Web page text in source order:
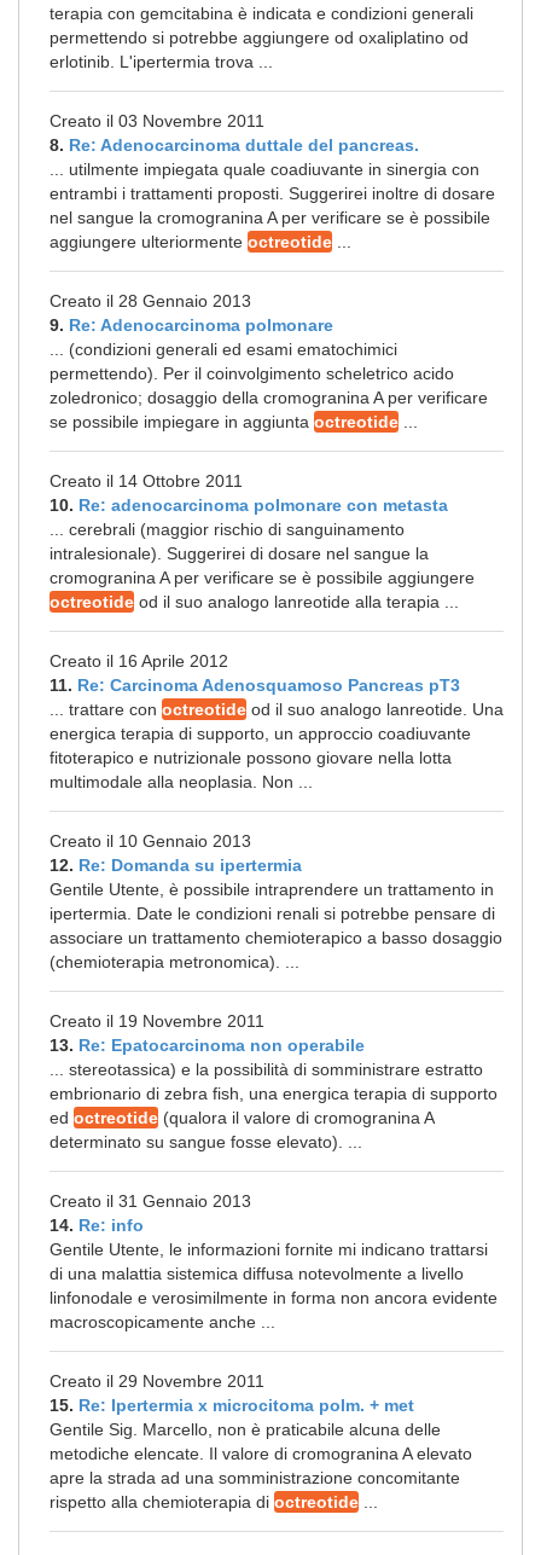
terapia con gemcitabina è indicata e condizioni generali
permettendo si potrebbe aggiungere od oxaliplatino od
erlotinib. L'ipertermia trova ...
Creato il 03 Novembre 2011
8. Re: Adenocarcinoma duttale del pancreas.
... utilmente impiegata quale coadiuvante in sinergia con
entrambi i trattamenti proposti. Suggerirei inoltre di dosare
nel sangue la cromogranina A per verificare se è possibile
aggiungere ulteriormente octreotide
Creato il 28 Gennaio 2013
9. Re: Adenocarcinoma polmonare
... (condizioni generali ed esami ematochimici
permettendo). Per il coinvolgimento scheletrico acido
zoledronico; dosaggio della cromogranina A per verificare
se possibile impiegare in aggiunta octreotide
Creato il 14 Ottobre 2011
10. Re: adenocarcinoma polmonare con metasta
... cerebrali (maggior rischio di sanguinamento
intralesionale). Suggerirei di dosare nel sangue la
cromogranina A per verificare se è possibile aggiungere
octreotide od il suo analogo lanreotide alla terapia ...
Creato il 16 Aprile 2012
11. Re: Carcinoma Adenosquamoso Pancreas pT3
... trattare con octreotide od il suo analogo lanreotide. Una
energica terapia di supporto, un approccio coadiuvante
fitoterapico e nutrizionale possono giovare nella lotta
multimodale alla neoplasia. Non ...
Creato il 10 Gennaio 2013
12. Re: Domanda su ipertermia
Gentile Utente, è possibile intraprendere un trattamento in
ipertermia. Date le condizioni renali si potrebbe pensare di
associare un trattamento chemioterapico a basso dosaggio
(chemioterapia metronomica). ...
Creato il 19 Novembre 2011
13. Re: Epatocarcinoma non operabile
... stereotassica) e la possibilità di somministrare estratto
embrionario di zebra fish, una energica terapia di supporto
ed octreotide (qualora il valore di cromogranina A
determinato su sangue fosse elevato). ...
Creato il 31 Gennaio 2013
14. Re: info
Gentile Utente, le informazioni fornite mi indicano trattarsi
di una malattia sistemica diffusa notevolmente a livello
linfonodale e verosimilmente in forma non ancora evidente
macroscopicamente anche ...
Creato il 29 Novembre 2011
15. Re: Ipertermia x microcitoma polm. + met
Gentile Sig. Marcello, non è praticabile alcuna delle
metodiche elencate. Il valore di cromogranina A elevato
apre la strada ad una somministrazione concomitante
rispetto alla chemioterapia di octreotide